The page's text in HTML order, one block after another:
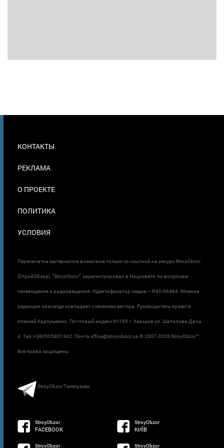
В
КОНТАКТЫ
РЕКЛАМА
О ПРОЕКТЕ
ПОЛИТИКА
УСЛОВИЯ
Перепечатка материалов возможна только со ссылкой на ресурс StroyObzor
(СтройОбзор). "StroyObzor" зарегистрирован в Нацсовете по вопросам
телевидения и радиовещания. Идентификатор медиа – R40-06464. Мнение
редакции не всегда совпадает с мнением автора. Руководитель проекта
Алексей Карпушенко. Почтовый индекс 61165 г. Харьков ул. Шатилова Дача
4. Тел.+380505801342. Почта office@stroyobzor.ua © 2007-2026 StroyObzor™.
Все права защищены.
StroyObzor Телеграмм
StroyObzor
FACEBOOK
StroyObzor
КИЇВ
StroyObzor StroyObzor